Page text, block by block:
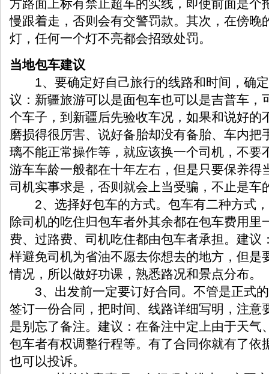
方路面上标有禁止超车的实线，即使前面是个
慢跟着走，否则会有交警罚款。其次，在傍晚
灯，任何一个灯不亮都会招致处罚。
当地包车建议
1、要确定好自己旅行的线路和时间，确定
议：新疆旅游可以是面包车也可以是吉普车，
个车子，到新疆后先验收车况，如果和说好的
磨损得很厉害、说好备胎却没有备胎、车内把
璃不能正常操作等，就应该换一个司机，不要
游车车龄一般都在十年左右，但是只要保养得
司机实事求是，否则就会上当受骗，不止是车
2、选择好包车的方式。包车有二种方式，
除司机的吃住归包车者外其余都在包车费用里
费、过路费、司机吃住都由包车者承担。建议
样避免司机为省油不愿去你想去的地方，但是
情况，所以做好功课，熟悉路况和景点分布。
3、出发前一定要订好合同。不管是正式的
签订一份合同，把时间、线路详细写明，注意
是别忘了备注。建议：在备注中定上由于天气
包车者有权调整行程等。有了合同你就有了依
也可以投诉。